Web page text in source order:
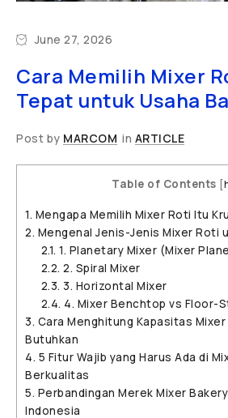
June 27, 2026
Cara Memilih Mixer
Tepat untuk Usaha
Post by MARCOM in ARTICLE
Table of Contents [
1. Mengapa Memilih Mixer Roti Itu
2. Mengenal Jenis-Jenis Mixer Roti
2.1. 1. Planetary Mixer (Mixer
2.2. 2. Spiral Mixer
2.3. 3. Horizontal Mixer
2.4. 4. Mixer Benchtop vs Floor-
3. Cara Menghitung Kapasitas Mixer
Butuhkan
4. 5 Fitur Wajib yang Harus Ada di
Berkualitas
5. Perbandingan Merek Mixer
Indonesia